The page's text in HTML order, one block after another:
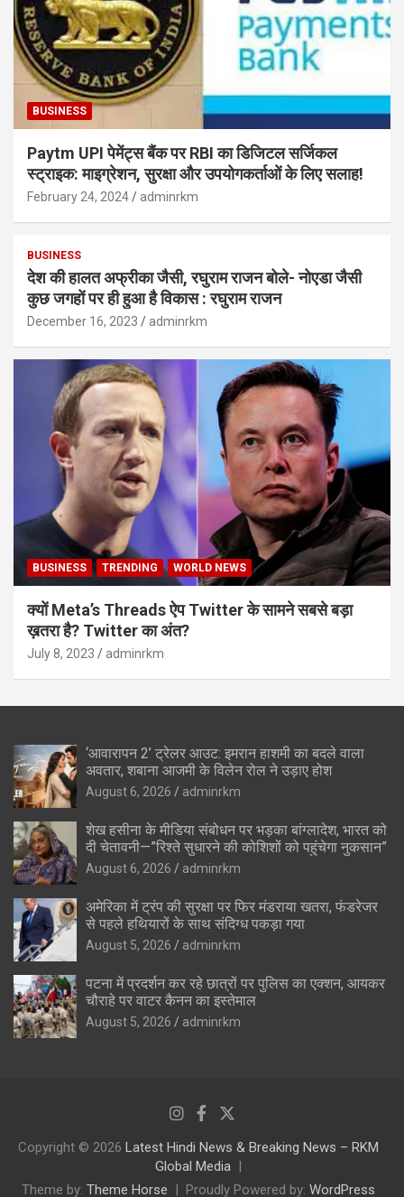
BUSINESS
Paytm UPI पेमेंट्स बैंक पर RBI का डिजिटल सर्जिकल
स्ट्राइक: माइग्रेशन, सुरक्षा और उपयोगकर्ताओं के लिए सलाह!
February 24, 2024 adminrkm
BUSINESS
देश की हालत अफ्रीका जैसी, रघुराम राजन बोले- नोएडा जैसी
कुछ जगहों पर ही हुआ है विकास : रघुराम राजन
December 16, 2023 adminrkm
BUSINESS TRENDING WORLD NEWS
क्यों Meta’s Threads ऐप Twitter के सामने सबसे बड़ा
ख़तरा है? Twitter का अंत?
July 8, 2023 adminrkm
‘आवारापन 2’ ट्रेलर आउट: इमरान हाशमी का बदले वाला
अवतार, शबाना आजमी के विलेन रोल ने उड़ाए होश
August 6, 2026 adminrkm
शेख हसीना के मीडिया संबोधन पर भड़का बांग्लादेश, भारत को
दी चेतावनी—”रिश्ते सुधारने की कोशिशों को पहुंचेगा नुकसान”
August 6, 2026 adminrkm
अमेरिका में ट्रंप की सुरक्षा पर फिर मंडराया खतरा, फंडरेजर
से पहले हथियारों के साथ संदिग्ध पकड़ा गया
August 5, 2026 adminrkm
पटना में प्रदर्शन कर रहे छात्रों पर पुलिस का एक्शन, आयकर
चौराहे पर वाटर कैनन का इस्तेमाल
August 5, 2026 adminrkm
Copyright © 2026 Latest Hindi News & Breaking News – RKM
Global Media
Theme by: Theme Horse Proudly Powered by: WordPress